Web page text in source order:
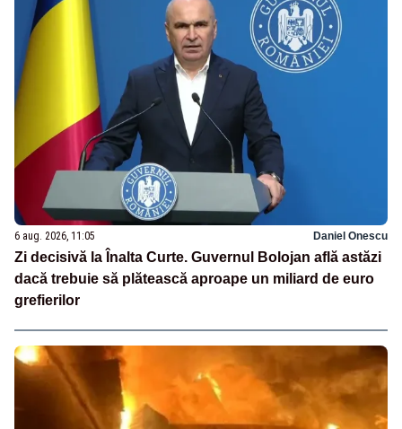
6 aug. 2026, 11:05 Daniel Onescu
Zi decisivă la Înalta Curte. Guvernul Bolojan află astăzi
dacă trebuie să plătească aproape un miliard de euro
grefierilor